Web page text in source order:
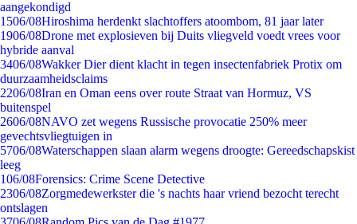
aangekondigd
1506/08Hiroshima herdenkt slachtoffers atoombom, 81 jaar later
1906/08Drone met explosieven bij Duits vliegveld voedt vrees voor
hybride aanval
3406/08Wakker Dier dient klacht in tegen insectenfabriek Protix om
duurzaamheidsclaims
2206/08Iran en Oman eens over route Straat van Hormuz, VS
buitenspel
2606/08NAVO zet wegens Russische provocatie 250% meer
gevechtsvliegtuigen in
5706/08Waterschappen slaan alarm wegens droogte: Gereedschapskist
leeg
106/08Forensics: Crime Scene Detective
2306/08Zorgmedewerkster die 's nachts haar vriend bezocht terecht
ontslagen